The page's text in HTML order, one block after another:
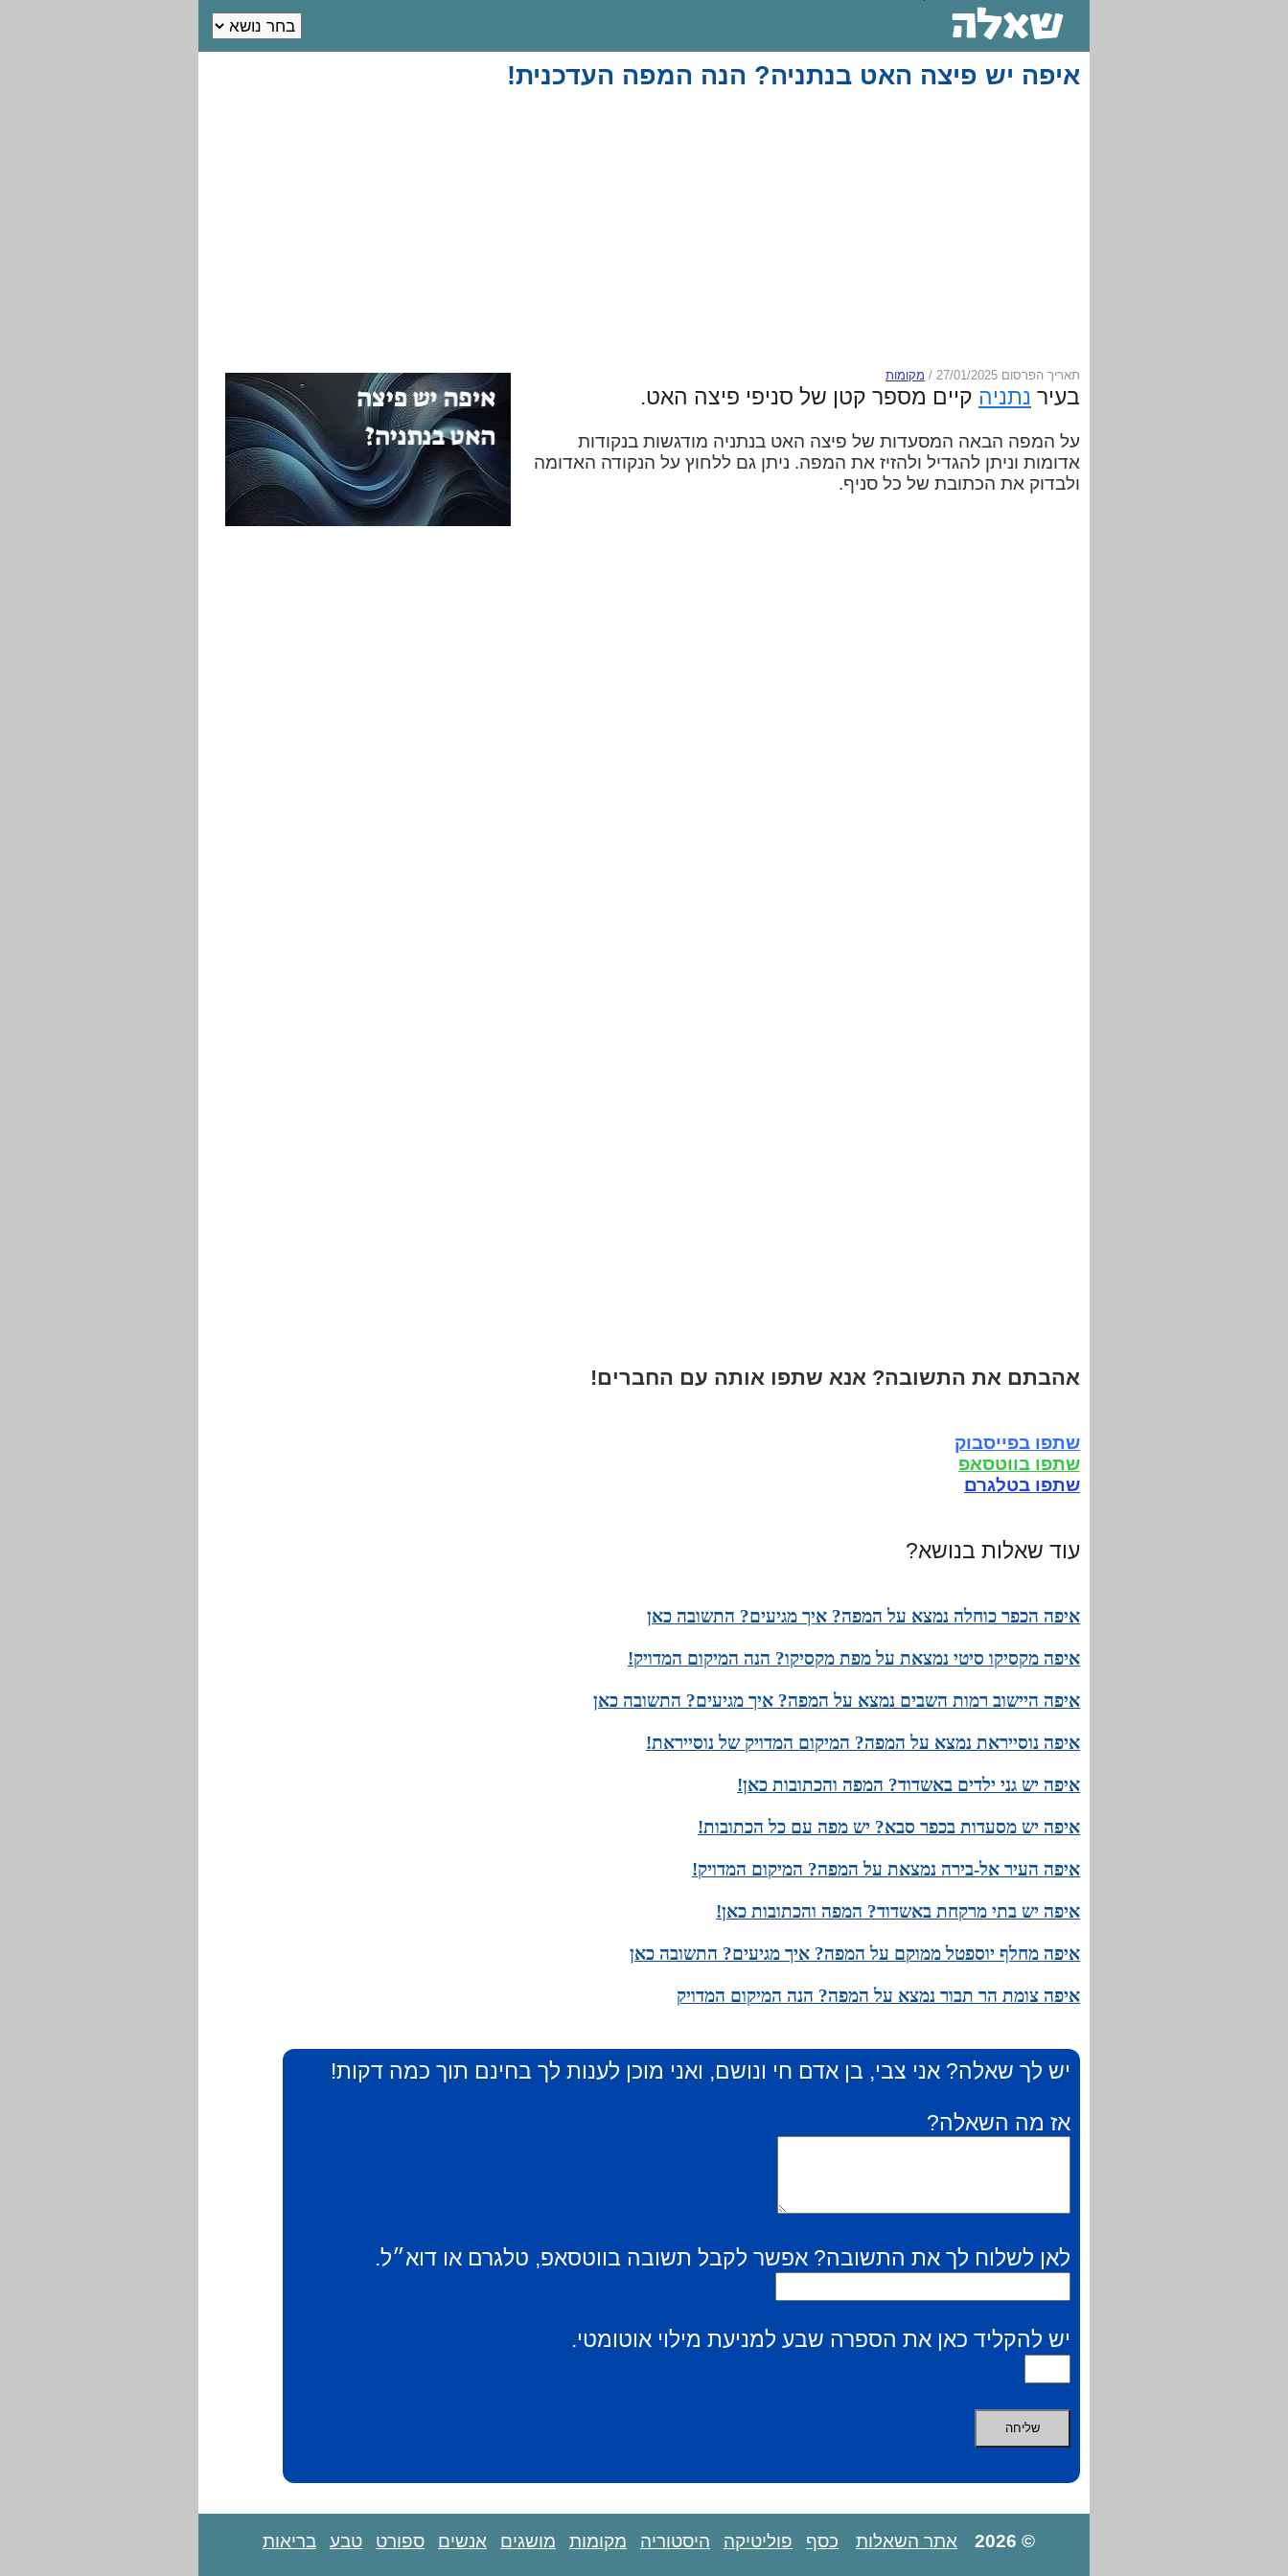
איפה יש פיצה האט בנתניה? הנה המפה העדכנית!
תאריך הפרסום 27/01/2025 / מקומות
בעיר נתניה קיים מספר קטן של סניפי פיצה האט.
על המפה הבאה המסעדות של פיצה האט בנתניה מודגשות בנקודות
אדומות וניתן להגדיל ולהזיז את המפה. ניתן גם ללחוץ על הנקודה האדומה
ולבדוק את הכתובת של כל סניף.
אהבתם את התשובה? אנא שתפו אותה עם החברים!
שתפו בפייסבוק
שתפו בווטסאפ
שתפו בטלגרם
עוד שאלות בנושא?
איפה הכפר כוחלה נמצא על המפה? איך מגיעים? התשובה כאן
איפה מקסיקו סיטי נמצאת על מפת מקסיקו? הנה המיקום המדויק!
איפה היישוב רמות השבים נמצא על המפה? איך מגיעים? התשובה כאן
איפה נוסייראת נמצא על המפה? המיקום המדויק של נוסייראת!
איפה יש גני ילדים באשדוד? המפה והכתובות כאן!
איפה יש מסעדות בכפר סבא? יש מפה עם כל הכתובות!
איפה העיר אל-בירה נמצאת על המפה? המיקום המדויק!
איפה יש בתי מרקחת באשדוד? המפה והכתובות כאן!
איפה מחלף יוספטל ממוקם על המפה? איך מגיעים? התשובה כאן
איפה צומת הר תבור נמצא על המפה? הנה המיקום המדויק
יש לך שאלה? אני צבי, בן אדם חי ונושם, ואני מוכן לענות לך בחינם תוך כמה דקות!
אז מה השאלה?
לאן לשלוח לך את התשובה? אפשר לקבל תשובה בווטסאפ, טלגרם או דוא״ל.
יש להקליד כאן את הספרה שבע למניעת מילוי אוטומטי.
© 2026 אתר השאלות כסף פוליטיקה היסטוריה מקומות מושגים אנשים ספורט טבע בריאות